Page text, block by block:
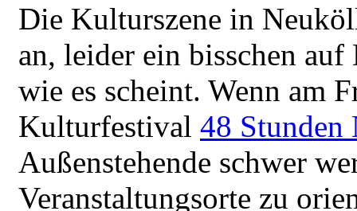
Die Kulturszene in
an, leider ein bisschen
wie es scheint. Wenn am
Kulturfestival 48
Außenstehende schwer
Veranstaltungsorte zu